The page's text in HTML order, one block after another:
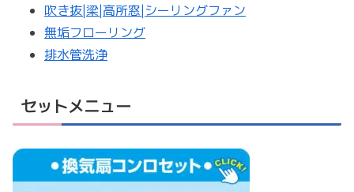
吹き抜|梁|高所窓|シーリングファン
無垢フローリング
排水管洗浄
セットメニュー